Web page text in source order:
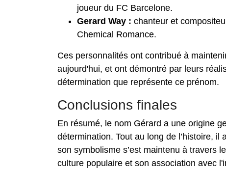
joueur du FC Barcelone.
Gerard Way : chanteur et
Chemical Romance.
Ces personnalités ont contribué à
aujourd'hui, et ont démontré par leurs
détermination que représente ce prénom.
Conclusions finales
En résumé, le nom Gérard a une origine
détermination. Tout au long de l’histoire,
son symbolisme s’est maintenu à travers
culture populaire et son association avec